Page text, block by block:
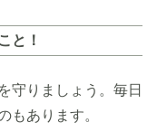
と！
守りましょう。毎日
もあります。